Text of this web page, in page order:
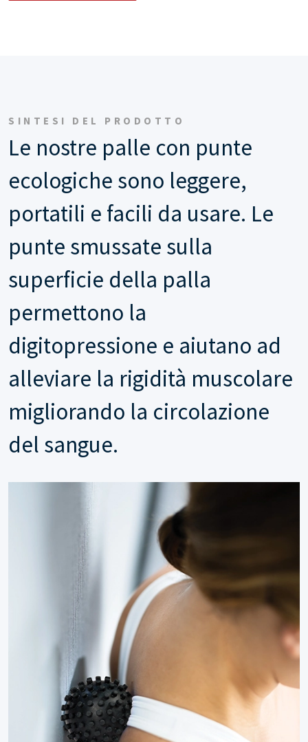
SINTESI DEL PRODOTTO
Le nostre palle con punte
ecologiche sono leggere,
portatili e facili da usare. Le
punte smussate sulla
superficie della palla
permettono la
digitopressione e aiutano ad
alleviare la rigidità muscolare
migliorando la circolazione
del sangue.